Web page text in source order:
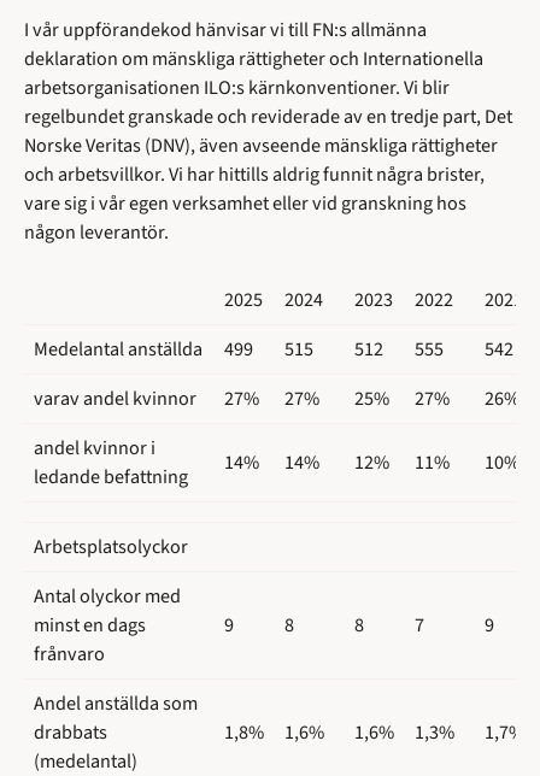
I vår uppförandekod hänvisar vi till FN:s allmänna
deklaration om mänskliga rättigheter och Internationella
arbetsorganisationen ILO:s kärnkonventioner. Vi blir
regelbundet granskade och reviderade av en tredje part, Det
Norske Veritas (DNV), även avseende mänskliga rättigheter
och arbetsvillkor. Vi har hittills aldrig funnit några brister,
vare sig i vår egen verksamhet eller vid granskning hos
någon leverantör.
2025 2024 2023 2022
2021
Medelantal anställda
499 515 512 555
542
varav andel kvinnor
27% 27% 25% 27%
26%
andel kvinnor i
ledande befattning
14% 14% 12% 11% 10%
Arbetsplatsolyckor
Antal olyckor med
minst en dags
frånvaro
9 8 8 7 9
Andel anställda som
drabbats
(medelantal)
1,8% 1,6% 1,6% 1,3% 1,7%